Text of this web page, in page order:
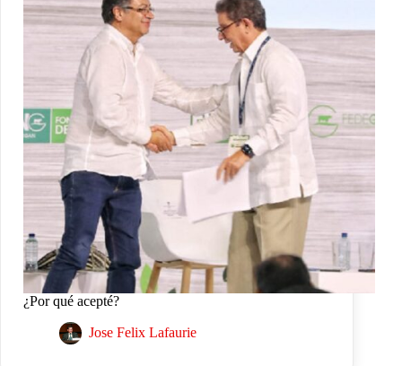
¿Por qué acepté?
Jose Felix Lafaurie